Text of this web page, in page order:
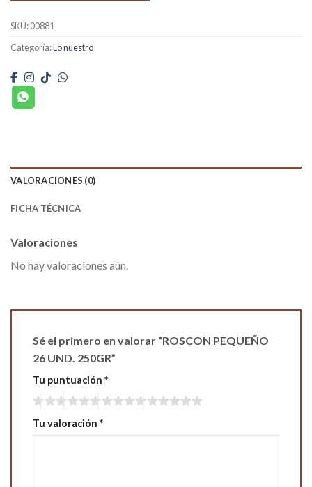
SKU:00881
Categoría:Lo nuestro
VALORACIONES (0)
FICHA TÉCNICA
Valoraciones
No hay valoraciones aún.
Sé el primero en valorar “ROSCON PEQUEÑO
26 UND. 250GR”
Tu puntuación *
Tu valoración *